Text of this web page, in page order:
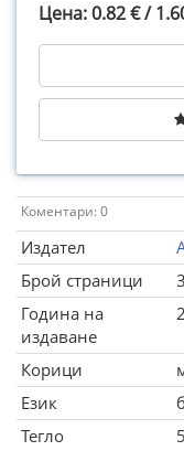
Цена: 0.82 € /
Коментари: 0
Издател
Брой страници
Година на
издаване
Корици
Език
Тегло